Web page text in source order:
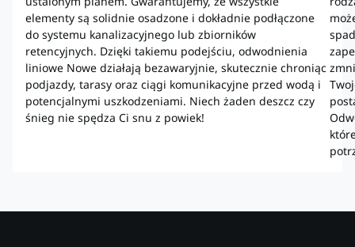
elementy są solidnie osadzone i dokładnie podłączone
do systemu kanalizacyjnego lub zbiorników
retencyjnych. Dzięki takiemu podejściu, odwodnienia
liniowe Nowe działają bezawaryjnie, skutecznie chroniąc
podjazdy, tarasy oraz ciągi komunikacyjne przed wodą i
potencjalnymi uszkodzeniami. Niech żaden deszcz czy
śnieg nie spędza Ci snu z powiek!